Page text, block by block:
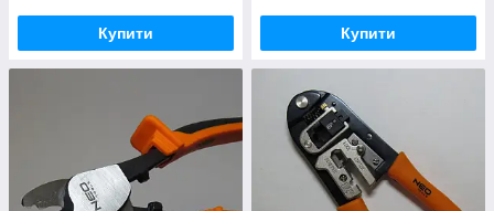
Купити Купити